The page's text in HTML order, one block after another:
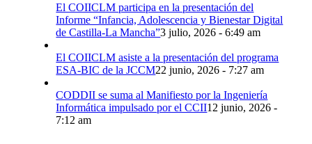
El COIICLM participa en la presentación del
Informe “Infancia, Adolescencia y Bienestar Digital
de Castilla-La Mancha”3 julio, 2026 - 6:49 am
El COIICLM asiste a la presentación del programa
ESA-BIC de la JCCM22 junio, 2026 - 7:27 am
CODDII se suma al Manifiesto por la Ingeniería
Informática impulsado por el CCII12 junio, 2026 -
7:12 am